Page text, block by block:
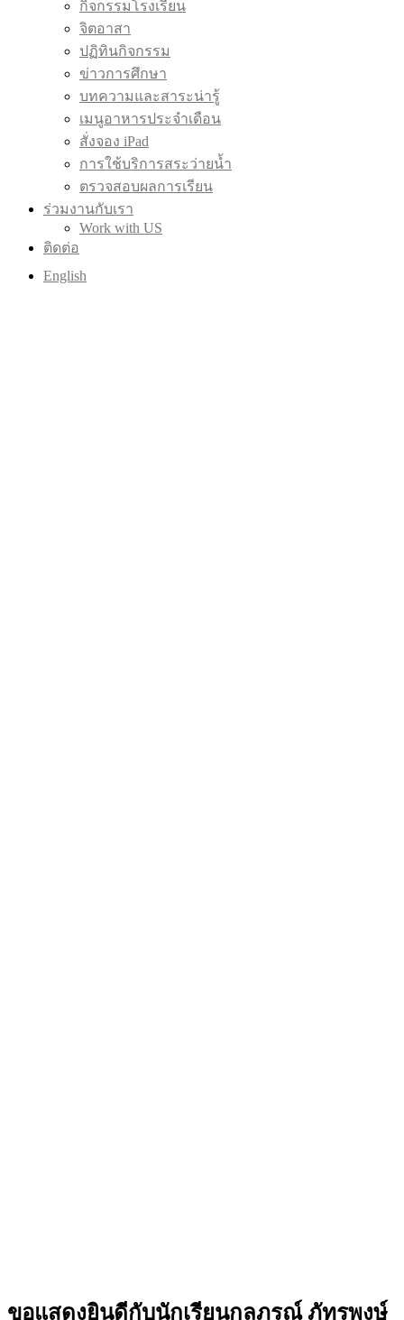
กิจกรรมโรงเรียน
จิตอาสา
ปฏิทินกิจกรรม
ข่าวการศึกษา
บทความและสาระน่ารู้
เมนูอาหารประจำเดือน
สั่งจอง iPad
การใช้บริการสระว่ายน้ำ
ตรวจสอบผลการเรียน
ร่วมงานกับเรา
Work with US
ติดต่อ
English
ขอแสดงยินดีกับนักเรียนกุลภรณ์ ภัทรพงษ์